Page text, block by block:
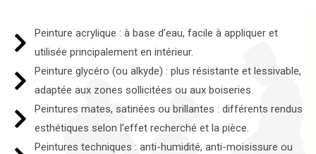
Peinture acrylique : à base d’eau, facile à appliquer et
utilisée principalement en intérieur.
Peinture glycéro (ou alkyde) : plus résistante et lessivable,
adaptée aux zones sollicitées ou aux boiseries.
Peintures mates, satinées ou brillantes : différents rendus
esthétiques selon l’effet recherché et la pièce.
Peintures techniques : anti-humidité, anti-moisissure ou